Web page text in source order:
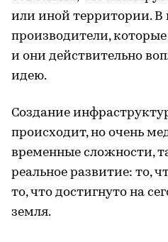
или иной территории. В
производители,
и они действительно
идею.
Создание
происходит, но очень
временные сложности,
реальное развитие: то,
то, что достигнуто на
земля.